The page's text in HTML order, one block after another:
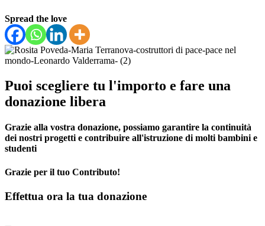
Spread the love
Puoi scegliere tu l'importo e fare una
donazione libera
Grazie alla vostra donazione, possiamo garantire la continuità
dei nostri progetti e contribuire all'istruzione di molti bambini e
studenti
Grazie per il tuo Contributo!
Effettua ora la tua donazione